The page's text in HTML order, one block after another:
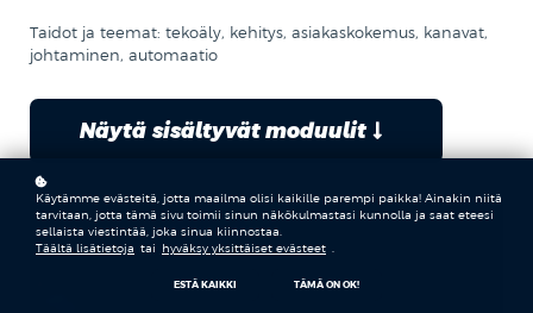
Taidot ja teemat: tekoäly, kehitys, asiakaskokemus, kanavat,
johtaminen, automaatio
Näytä sisältyvät moduulit
Käytämme evästeitä, jotta maailma olisi kaikille parempi paikka! Ainakin niitä
tarvitaan, jotta tämä sivu toimii sinun näkökulmastasi kunnolla ja saat eteesi
sellaista viestintää, joka sinua kiinnostaa.
Täältä lisätietoja tai hyväksy yksittäiset evästeet
ESTÄ KAIKKI TÄMÄ ON OK!